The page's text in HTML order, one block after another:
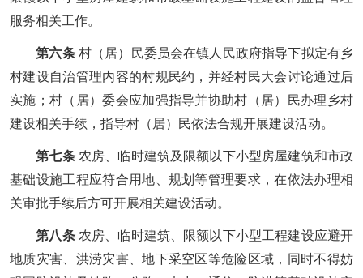
服务相关工作。
第六条村（居）民委员会在镇人民政府指导下拟定有乡
村建设自治管理内容的村规民约，并经村民大会讨论通过后
实施；村（居）委会应加强指导并协助村（居）民办理乡村
建设相关手续，指导村（居）民依法合规开展建设活动。
第七条农房、临时建筑及限额以下小型房屋建筑和市政
基础设施工程应符合用地、规划等管理要求，在依法办理相
关审批手续后方可开展相关建设活动。
第八条农房、临时建筑、限额以下小型工程建设应避开
地质灾害、洪涝灾害、地下采空区等危险区域，同时不得妨